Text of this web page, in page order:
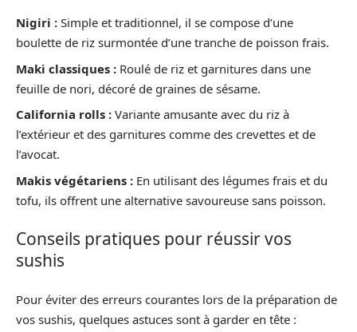
Nigiri : Simple et traditionnel, il se compose d’une
boulette de riz surmontée d’une tranche de poisson frais.
Maki classiques : Roulé de riz et garnitures dans une
feuille de nori, décoré de graines de sésame.
California rolls : Variante amusante avec du riz à
l’extérieur et des garnitures comme des crevettes et de
l’avocat.
Makis végétariens : En utilisant des légumes frais et du
tofu, ils offrent une alternative savoureuse sans poisson.
Conseils pratiques pour réussir vos
sushis
Pour éviter des erreurs courantes lors de la préparation de
vos sushis, quelques astuces sont à garder en tête :